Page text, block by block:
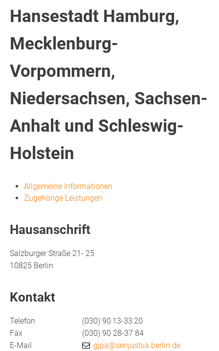
Hansestadt Hamburg,
Mecklenburg-
Vorpommern,
Niedersachsen, Sachsen-
Anhalt und Schleswig-
Holstein
Allgemeine Informationen
Zugehörige Leistungen
Hausanschrift
Salzburger Straße 21- 25
10825 Berlin
Kontakt
Telefon (030) 90 13-33 20
Fax
(030) 90 28-37 84
E-Mail
gjpa@senjustva.berlin.de